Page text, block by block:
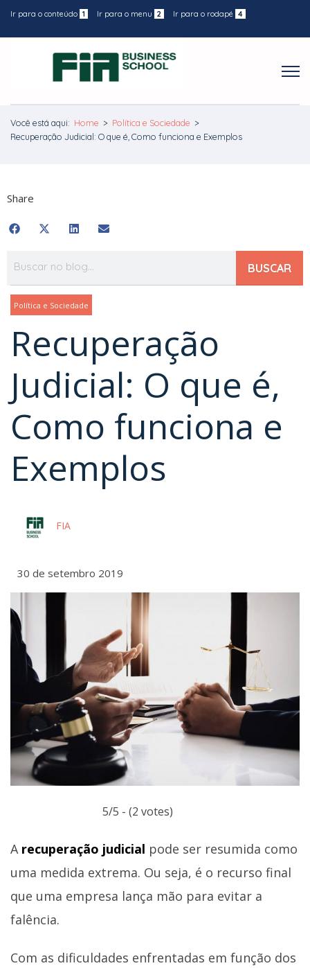
Ir para o conteúdo 1 Ir para o menu 2 Ir para o rodapé 4
Você está aqui: Home > Política e Sociedade >
Recuperação Judicial: O que é, Como funciona e Exemplos
Share
BUSCAR
Política e Sociedade
Recuperação
Judicial: O que é,
Como funciona e
Exemplos
FIA
30 de setembro 2019
5/5 - (2 votes)
A recuperação judicial pode ser resumida como
uma medida extrema. Ou seja, é o recurso final
que uma empresa lança mão para evitar a
falência.
Com as dificuldades enfrentadas em função dos